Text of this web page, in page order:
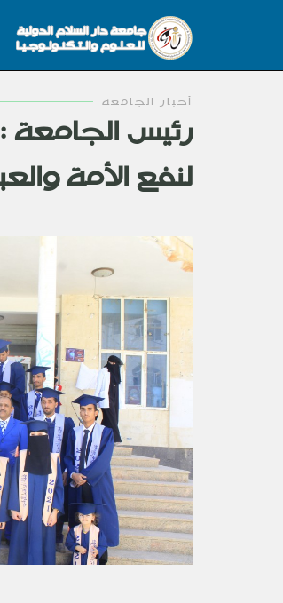
أخبار الجامعة
رئيس
لنفع الأمة